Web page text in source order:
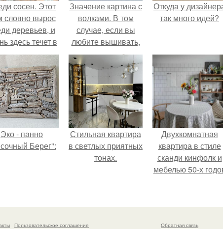
сосен. Этот
словно вырос
деревьев, и
здесь течет в
ритме
без
и лишнего
шума.
Значение картина с
волками. В том
случае, если вы
любите вышивать,
то наверняка
задумывались о
том, что означает та
или иная вышитая
вами картина.
Откуда у
так много идей?
Эко - панно
Берег":
Стильная квартира
в светлых приятных
тонах.
Двухкомнатная
квартира в стиле
сканди кинфолк и
мебелью 50-х
Пользовательское соглашение Обратная связь